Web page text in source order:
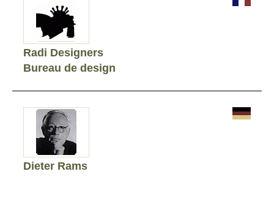
Radi Designers
Bureau de design
Dieter Rams